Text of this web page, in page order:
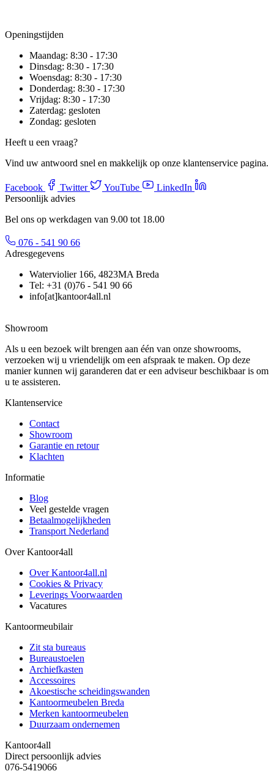
Openingstijden
Maandag: 8:30 - 17:30
Dinsdag: 8:30 - 17:30
Woensdag: 8:30 - 17:30
Donderdag: 8:30 - 17:30
Vrijdag: 8:30 - 17:30
Zaterdag: gesloten
Zondag: gesloten
Heeft u een vraag?
Vind uw antwoord snel en makkelijk op onze klantenservice pagina.
Facebook Twitter YouTube
LinkedIn
Persoonlijk advies
Bel ons op werkdagen van 9.00 tot 18.00
076 - 541 90 66
Adresgegevens
Waterviolier 166, 4823MA Breda
Tel: +31 (0)76 - 541 90 66
info[at]kantoor4all.nl
Showroom
Als u een bezoek wilt brengen aan één van onze showrooms,
verzoeken wij u vriendelijk om een afspraak te maken. Op deze
manier kunnen wij garanderen dat er een adviseur beschikbaar is om
u te assisteren.
Klantenservice
Contact
Showroom
Garantie en retour
Klachten
Informatie
Blog
Veel gestelde vragen
Betaalmogelijkheden
Transport Nederland
Over Kantoor4all
Over Kantoor4all.nl
Cookies & Privacy
Leverings Voorwaarden
Vacatures
Kantoormeubilair
Zit sta bureaus
Bureaustoelen
Archiefkasten
Accessoires
Akoestische scheidingswanden
Kantoormeubelen Breda
Merken kantoormeubelen
Duurzaam ondernemen
Kantoor4all
Direct persoonlijk advies
076-5419066